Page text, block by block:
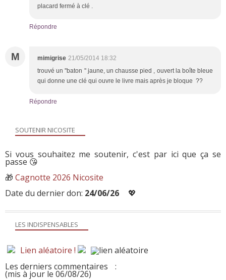
placard fermé à clé .
Répondre
M mimigrise 21/05/2014 18:32
trouvé un ''baton '' jaune, un chausse pied , ouvert la boîte bleue
qui donne une clé qui ouvre le livre mais après je bloque ??
Répondre
LES INDISPENSABLES
Lien aléatoire !
Les derniers commentaires
:
(mis à jour le 06/08/26)
SOUTENIR NICOSITE
Si vous souhaitez me soutenir, c'est par ici que ça se
passe 😘
🎁 Cagnotte 2026 Nicosite
Date du dernier don: 24/06/26 💖